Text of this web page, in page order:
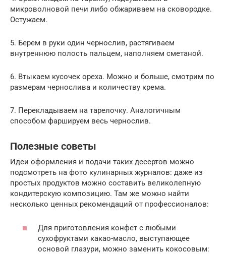
микроволновой печи либо обжариваем на сковородке.
Остужаем.
5. Берем в руки один чернослив, растягиваем
внутреннюю полость пальцем, наполняем сметаной.
6. Втыкаем кусочек ореха. Можно и больше, смотрим по
размерам чернослива и количеству крема.
7. Перекладываем на тарелочку. Аналогичным
способом фаршируем весь чернослив.
Полезные советы
Идеи оформления и подачи таких десертов можно
подсмотреть на фото кулинарных журналов: даже из
простых продуктов можно составить великолепную
кондитерскую композицию. Там же можно найти
несколько ценных рекомендаций от профессионалов:
Для приготовления конфет с любыми
сухофруктами какао-масло, выступающее
основой глазури, можно заменить кокосовым: